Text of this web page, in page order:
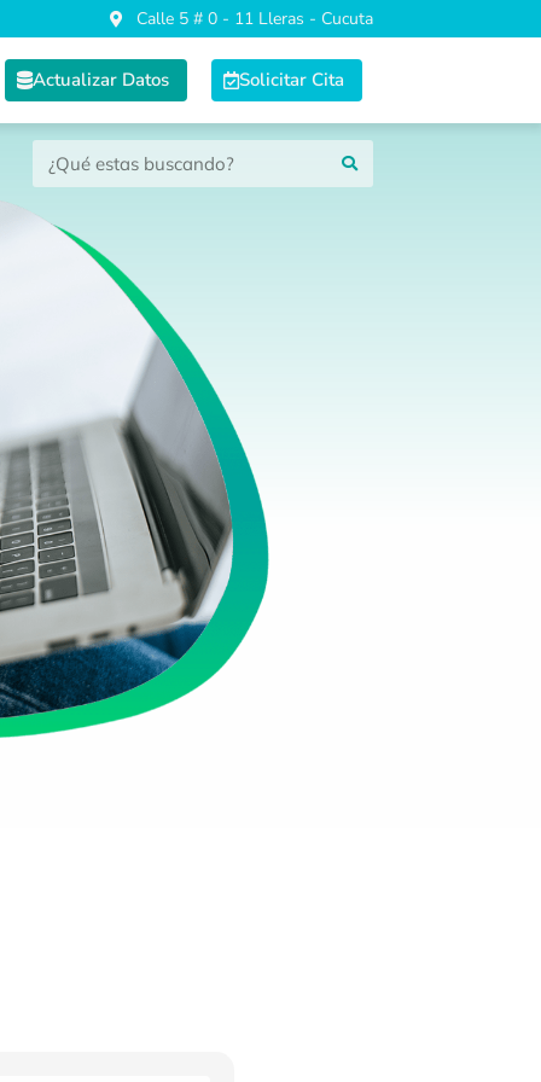
Calle 5 # 0 - 11 Lleras - Cucuta
Actualizar Datos Solicitar Cita